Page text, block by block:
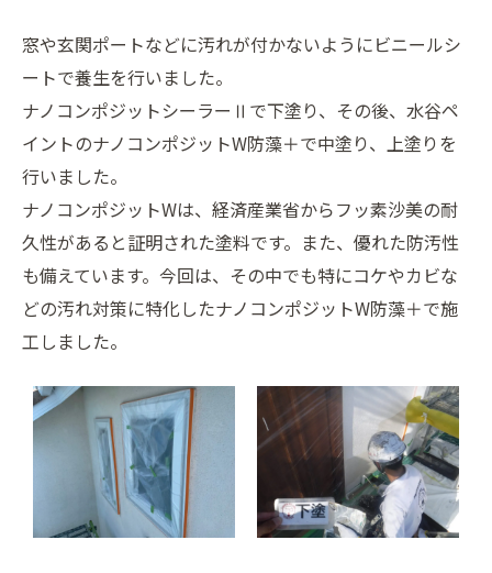
窓や玄関ポートなどに汚れが付かないようにビニールシ
ートで養生を行いました。
ナノコンポジットシーラーⅡで下塗り、その後、水谷ペ
イントのナノコンポジットW防藻＋で中塗り、上塗りを
行いました。
ナノコンポジットWは、経済産業省からフッ素沙美の耐
久性があると証明された塗料です。また、優れた防汚性
も備えています。今回は、その中でも特にコケやカビな
どの汚れ対策に特化したナノコンポジットW防藻＋で施
工しました。